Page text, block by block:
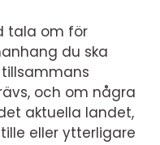
tala om för
du ska
och om några
aktuella landet,
eller ytterligare